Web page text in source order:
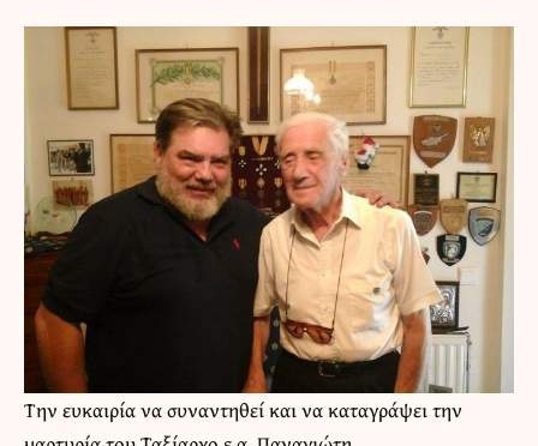
Την ευκαιρία να συναντηθεί και να καταγράψει την